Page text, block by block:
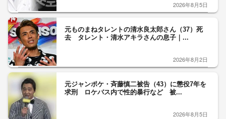
2026年8月5日
元ものまねタレントの清水良太郎さん（37）死
去 タレント・清水アキラさんの息子｜...
2026年8月2日
元ジャンポケ・斉藤慎二被告（43）に懲役7年を
求刑 ロケバス内で性的暴行など 被...
2026年8月5日